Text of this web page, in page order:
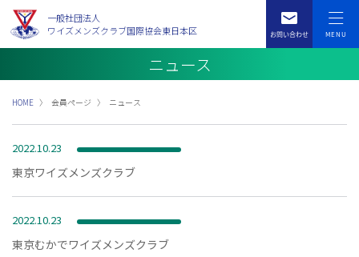
一般社団法人
ワイズメンズクラブ国際協会東日本区
ニュース
HOME 会員ページ ニュース
2022.10.23
東京ワイズメンズクラブ
2022.10.23
東京むかでワイズメンズクラブ